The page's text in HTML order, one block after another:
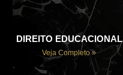
DIREITO EDUCACIONAL
Veja Completo »